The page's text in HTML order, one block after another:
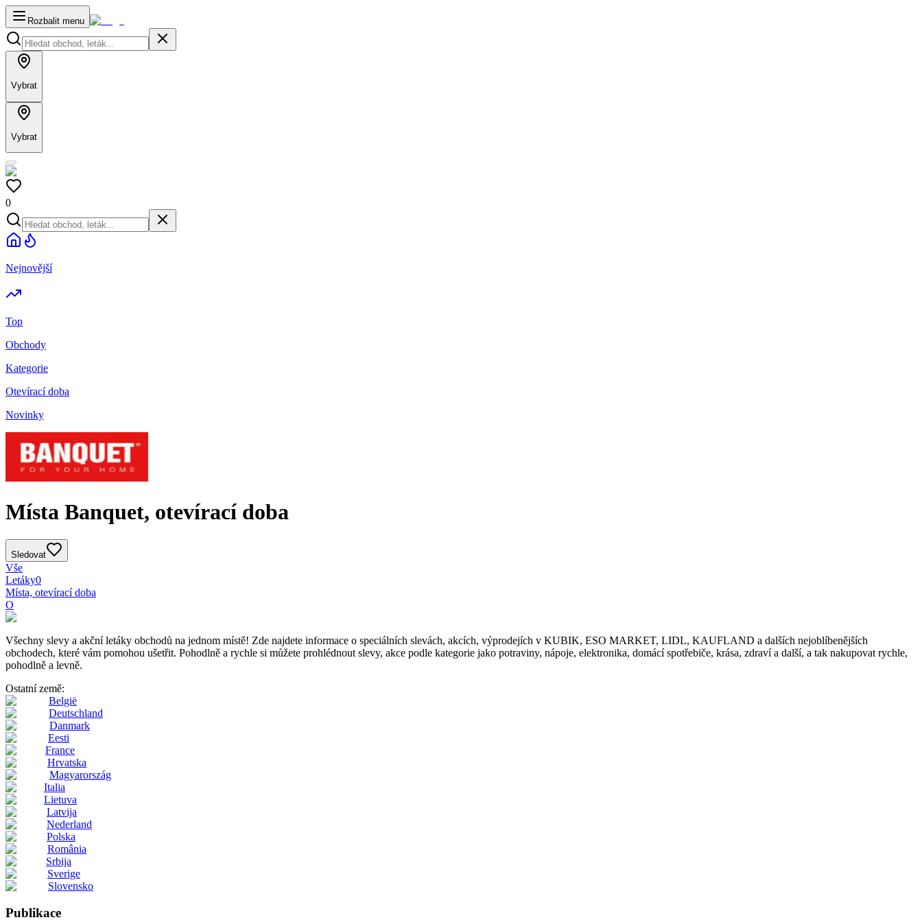
Rozbalit menu
Vybrat
Vybrat
0
Nejnovější
Top
Obchody
Kategorie
Otevírací doba
Novinky
Místa Banquet, otevírací doba
Sledovat
Vše
Letáky0
Místa, otevírací doba
O
Všechny slevy a akční letáky obchodů na jednom místě! Zde najdete informace o speciálních slevách, akcích, výprodejích v KUBIK, ESO MARKET, LIDL, KAUFLAND a dalších nejoblíbenějších
obchodech, které vám pomohou ušetřit. Pohodlně a rychle si můžete prohlédnout slevy, akce podle kategorie jako potraviny, nápoje, elektronika, domácí spotřebiče, krása, zdraví a další, a tak nakupovat rychle,
pohodlně a levně.
Ostatní země:
België
Deutschland
Danmark
Eesti
France
Hrvatska
Magyarország
Italia
Lietuva
Latvija
Nederland
Polska
România
Srbija
Sverige
Slovensko
Publikace